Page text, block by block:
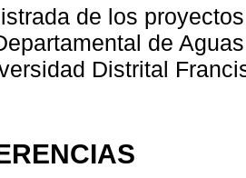
de los
de
Distrital